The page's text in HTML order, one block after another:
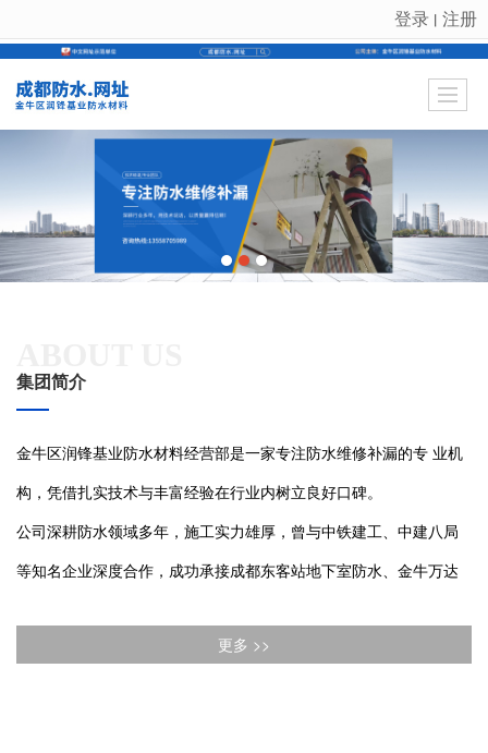
很遗憾，因您的浏览器版本过低导致无法获得最佳浏览体验，推荐下载安装谷歌浏览器！
登录 丨 注册
集团简介
金牛区润锋基业防水材料经营部是一家专注防水维修补漏的专 业机
构，凭借扎实技术与丰富经验在行业内树立良好口碑。
公司深耕防水领域多年，施工实力雄厚，曾与中铁建工、中建八局
等知名企业深度合作，成功承接成都东客站地下室防水、金牛万达
格把控工期与质量，不仅赢得建设单位和总承包方高度好评，更锤
更多 >>